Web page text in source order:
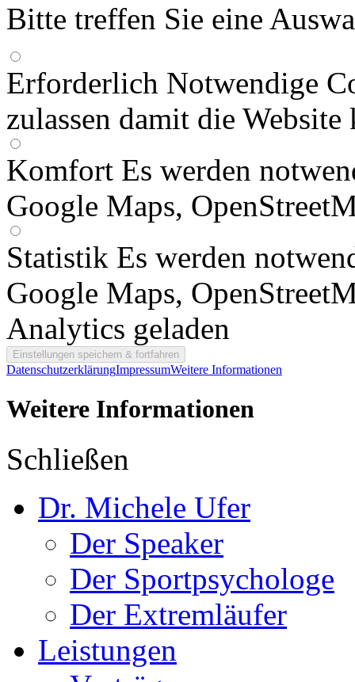
Bitte treffen Sie eine
Erforderlich Notwendige
zulassen damit die
Komfort Es werden
Google Maps,
Statistik Es werden
Google Maps,
Analytics geladen
DatenschutzerklärungImpressumWeitere Informationen
Weitere Informationen
Schließen
Dr. Michele Ufer
Der Speaker
Der Sportpsychologe
Der Extremläufer
Leistungen